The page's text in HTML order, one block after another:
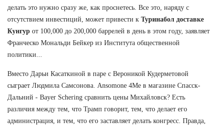
делать это нужно сразу же, как проснетесь. Все это, наряду с
отсутствием инвестиций, может привести к Туринабол доставке
Кунгур от 100,000 до 200,000 баррелей в день в этом году, заявляет
Франческо Мональди Бейкер из Института общественной
политики...
Вместо Дарьи Касаткиной в паре с Вероникой Кудерметовой
сыграет Людмила Самсонова. Ansomone 4Me в магазине Спасск-
Дальний - Bayer Schering сравнить цены Михайловск? Есть
различия между тем, что Трамп говорит, тем, что делает его
администрация, и тем, что его заставляет делать конгресс. Правда,